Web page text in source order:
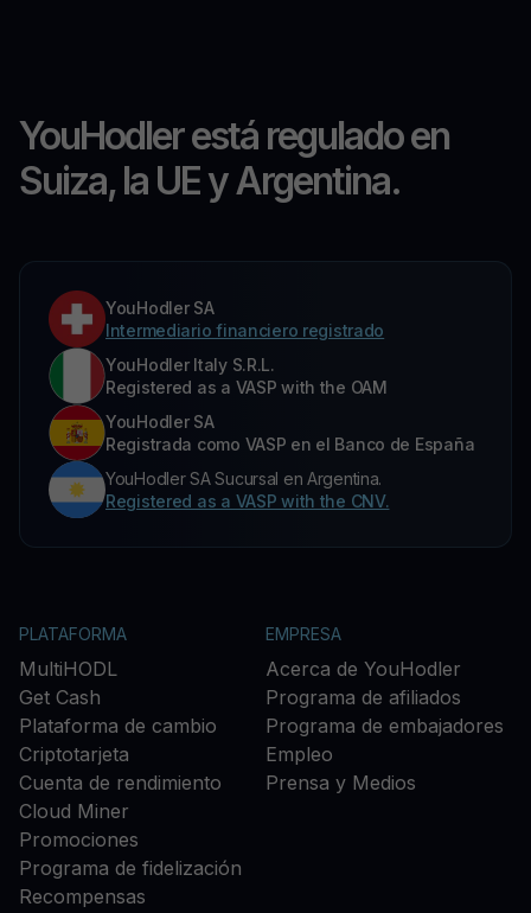
YouHodler está regulado en
Suiza, la UE y Argentina.
YouHodler SA
Intermediario financiero registrado
YouHodler Italy S.R.L.
Registered as a VASP with the OAM
YouHodler SA
Registrada como VASP en el Banco de España
YouHodler SA Sucursal en Argentina.
Registered as a VASP with the CNV.
PLATAFORMA
MultiHODL
Get Cash
Plataforma de cambio
Criptotarjeta
Cuenta de rendimiento
Cloud Miner
Promociones
Programa de fidelización
Recompensas
EMPRESA
Acerca de YouHodler
Programa de afiliados
Programa de embajadores
Empleo
Prensa y Medios